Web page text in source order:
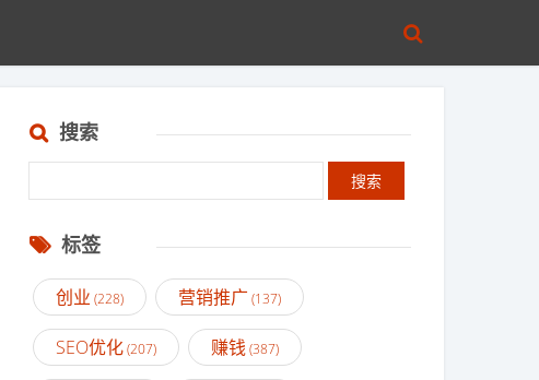
搜索
标签
创业 (228) 营销推广 (137)
SEO优化(207) 赚钱(387)